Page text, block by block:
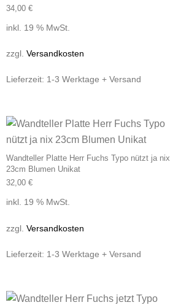
34,00 €
inkl. 19 % MwSt.
zzgl. Versandkosten
Lieferzeit: 1-3 Werktage + Versand
Wandteller Platte Herr Fuchs Typo nützt ja nix
23cm Blumen Unikat
32,00 €
inkl. 19 % MwSt.
zzgl. Versandkosten
Lieferzeit: 1-3 Werktage + Versand